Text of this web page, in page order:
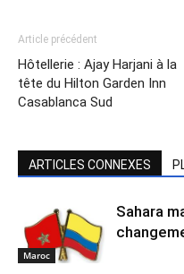
Article précédent
Hôtellerie : Ajay Harjani à la
tête du Hilton Garden Inn
Casablanca Sud
ARTICLES CONNEXES
Maroc
Sahara